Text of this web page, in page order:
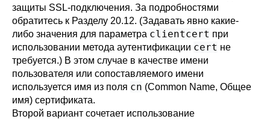
защиты SSL-подключения. За подробностями
обратитесь к Разделу 20.12. (Задавать явно какие-
либо значения для параметра clientcert при
использовании метода аутентификации cert не
требуется.) В этом случае в качестве имени
пользователя или сопоставляемого имени
используется имя из поля cn (Common Name, Общее
имя) сертификата.
Второй вариант сочетает использование